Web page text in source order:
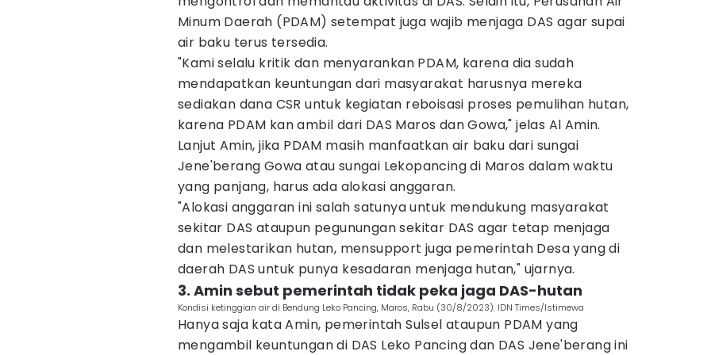
Minum Daerah (PDAM) setempat juga wajib menjaga DAS agar supai
air baku terus tersedia.
"Kami selalu kritik dan menyarankan PDAM, karena dia sudah
mendapatkan keuntungan dari masyarakat harusnya mereka
sediakan dana CSR untuk kegiatan reboisasi proses pemulihan hutan,
karena PDAM kan ambil dari DAS Maros dan Gowa," jelas Al Amin.
Lanjut Amin, jika PDAM masih manfaatkan air baku dari sungai
Jene'berang Gowa atau sungai Lekopancing di Maros dalam waktu
yang panjang, harus ada alokasi anggaran.
"Alokasi anggaran ini salah satunya untuk mendukung masyarakat
sekitar DAS ataupun pegunungan sekitar DAS agar tetap menjaga
dan melestarikan hutan, mensupport juga pemerintah Desa yang di
daerah DAS untuk punya kesadaran menjaga hutan," ujarnya.
3. Amin sebut pemerintah tidak peka jaga DAS-hutan
Kondisi ketinggian air di Bendung Leko Pancing, Maros, Rabu (30/8/2023). IDN Times/Istimewa
Hanya saja kata Amin, pemerintah Sulsel ataupun PDAM yang
mengambil keuntungan di DAS Leko Pancing dan DAS Jene'berang ini